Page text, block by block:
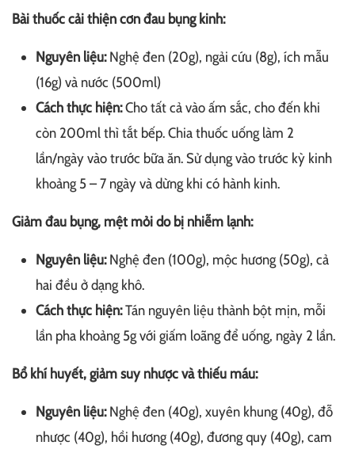
Bài thuốc cải thiện cơn đau bụng kinh:
Nguyên liệu:Nghệ đen (20g), ngải cứu (8g), ích mẫu
(16g) và nước (500ml)
Cách thực hiện:Cho tất cả vào ấm sắc, cho đến khi
còn 200ml thì tắt bếp. Chia thuốc uống làm 2
lần/ngày vào trước bữa ăn. Sử dụng vào trước kỳ kinh
khoảng 5 – 7 ngày và dừng khi có hành kinh.
Giảm đau bụng, mệt mỏi do bị nhiễm lạnh:
Nguyên liệu:Nghệ đen (100g), mộc hương (50g), cả
hai đều ở dạng khô.
Cách thực hiện:Tán nguyên liệu thành bột mịn, mỗi
lần pha khoảng 5g với giấm loãng để uống, ngày 2 lần.
Bổ khí huyết, giảm suy nhược và thiếu máu:
Nguyên liệu:Nghệ đen (40g), xuyên khung (40g), đỗ
nhược (40g), hồi hương (40g), đương quy (40g), cam